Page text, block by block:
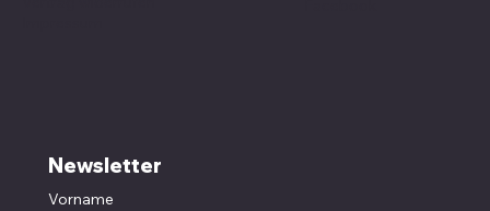
Newsletter
Vorname